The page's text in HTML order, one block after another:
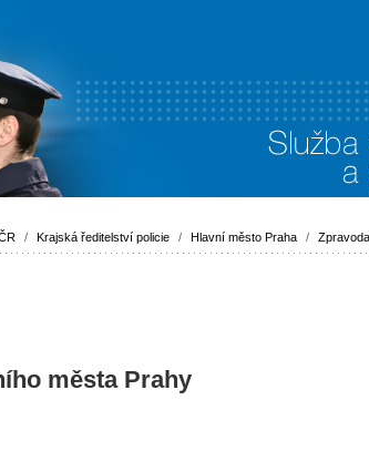
/ Krajská ředitelství policie / Hlavní město Praha /
města Prahy